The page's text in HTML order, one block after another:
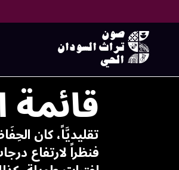
قائمة
تقليديَّاً، كان
فنظراً لارتفاع